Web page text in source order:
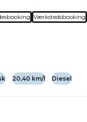
Værkstedsbooking
20,40 km/l Diesel